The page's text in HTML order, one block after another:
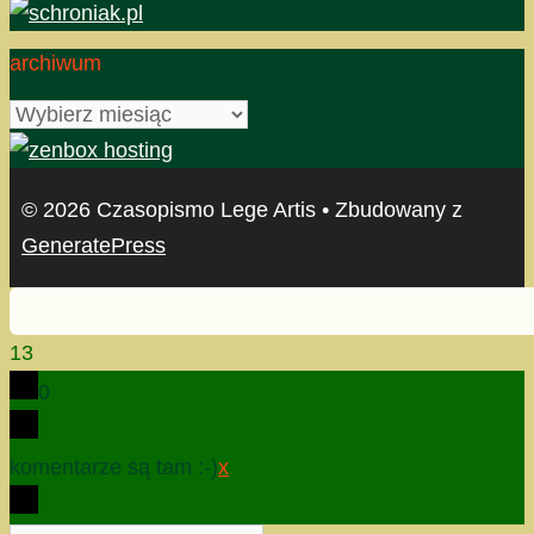
archiwum
archiwum
© 2026 Czasopismo Lege Artis • Zbudowany z
GeneratePress
13
0
komentarze są tam :-)x